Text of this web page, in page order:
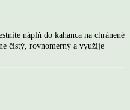
náplň do kahanca na chránené
čistý, rovnomerný a využije